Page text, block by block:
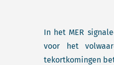
In het MER
voor het
tekortkomingen